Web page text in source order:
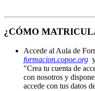
¿CÓMO
Accede al Aula de
formacion.copoe.org
"Crea tu cuenta de
con nosotros y
accede con tus datos